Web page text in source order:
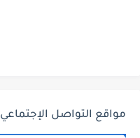
مواقع التواصل الإجتماعي